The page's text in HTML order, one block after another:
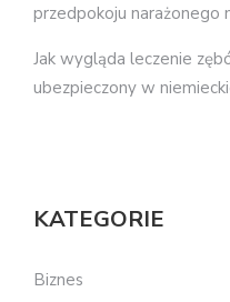
przedpokoju narażonego
Jak wygląda leczenie
ubezpieczony w
KATEGORIE
Biznes